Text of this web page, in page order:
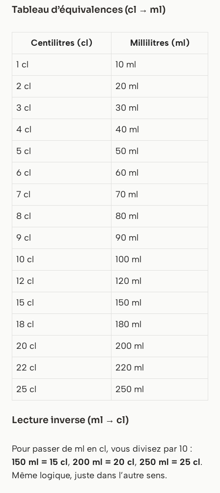
Tableau d’équivalences (cl → ml)
Centilitres (cl)
Millilitres (ml)
1 cl
10 ml
2 cl
20 ml
3 cl
30 ml
4 cl
40 ml
5 cl
50 ml
6 cl
60 ml
7 cl
70 ml
8 cl
80 ml
9 cl
90 ml
10 cl
100 ml
12 cl
120 ml
15 cl
150 ml
18 cl
180 ml
20 cl
200 ml
22 cl
220 ml
25 cl
250 ml
Lecture inverse (ml → cl)
Pour passer de ml en cl, vous divisez par 10 :
150 ml = 15 cl, 200 ml = 20 cl, 250 ml = 25 cl.
Même logique, juste dans l’autre sens.